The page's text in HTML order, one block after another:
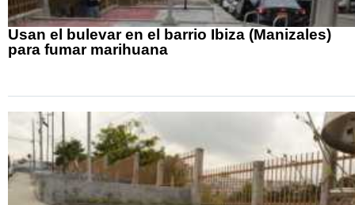
Usan el bulevar en el barrio Ibiza (Manizales)
para fumar marihuana